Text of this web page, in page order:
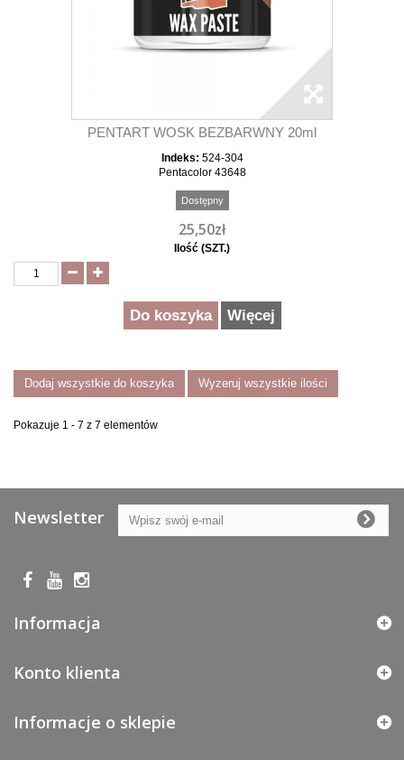
PENTART WOSK BEZBARWNY 20ml
Indeks: 524-304
Pentacolor 43648
Dostępny
25,50zł
Ilość (SZT.)
Do koszyka Więcej
Dodaj wszystkie do koszyka Wyzeruj wszystkie ilości
Pokazuje 1 - 7 z 7 elementów
Newsletter
Informacja
Konto klienta
Informacje o sklepie